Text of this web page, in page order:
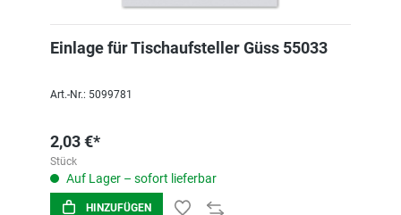
Einlage für Tischaufsteller Güss 55033
Art.-Nr.: 5099781
2,03 €*
Stück
Auf Lager – sofort lieferbar
HINZUFÜGEN